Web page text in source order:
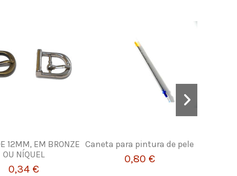
12MM, EM BRONZE
OU NÍQUEL
0,34 €
Caneta para pintura de pele
0,80 €